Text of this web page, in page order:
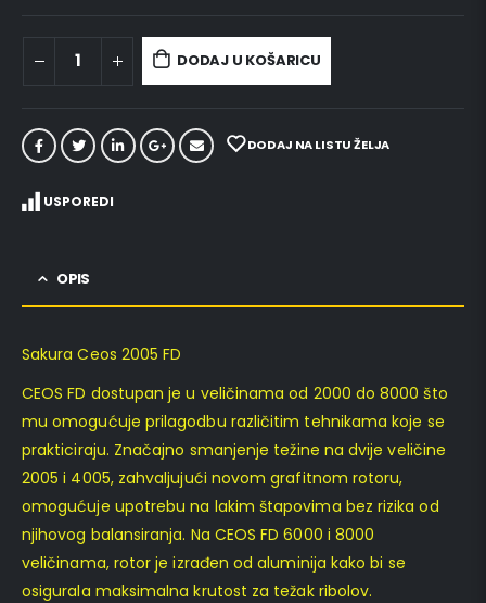
DODAJ U KOŠARICU
DODAJ NA LISTU ŽELJA
USPOREDI
OPIS
Sakura Ceos 2005 FD
CEOS FD dostupan je u veličinama od 2000 do 8000 što
mu omogućuje prilagodbu različitim tehnikama koje se
prakticiraju. Značajno smanjenje težine na dvije veličine
2005 i 4005, zahvaljujući novom grafitnom rotoru,
omogućuje upotrebu na lakim štapovima bez rizika od
njihovog balansiranja. Na CEOS FD 6000 i 8000
veličinama, rotor je izrađen od aluminija kako bi se
osigurala maksimalna krutost za težak ribolov.